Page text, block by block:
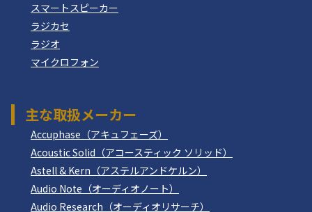
スマートスピーカー
ラジカセ
ラジオ
マイクロフォン
主な取扱メーカー
Accuphase（アキュフェーズ）
Acoustic Solid（アコースティック ソリッド）
Astell & Kern（アステルアンドケルン）
Audio Note（オーディオノート）
Audio Research（オーディオリサーチ）